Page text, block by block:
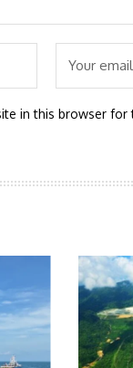
in this browser